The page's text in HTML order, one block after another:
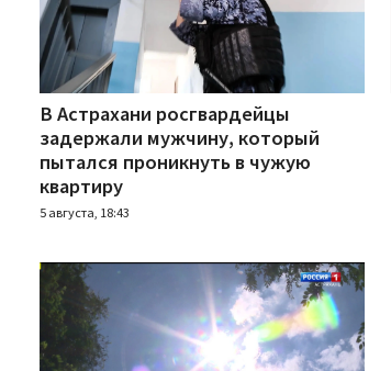
В Астрахани росгвардейцы
задержали мужчину, который
пытался проникнуть в чужую
квартиру
5 августа, 18:43